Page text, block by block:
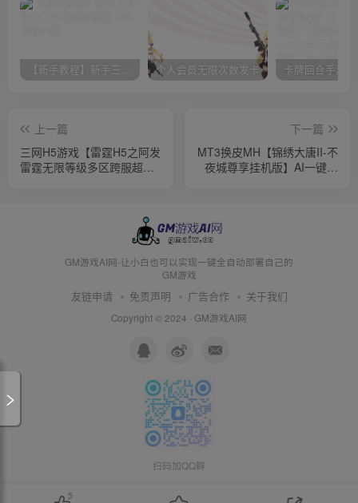
【新手教程】新手三分钟入门AI全自动搭建 个人会员无限次数发卡
上一篇
三网H5游戏【雷霆H5之阿发
雷霆无限等级多区跨服超变
下一篇
MT3换皮MH【锦绣大唐II-不
夜城尊享挂机版】AI一键全
GM游戏AI网-让小白也可以实现一键全自动部署自己的
GM游戏
友链申请 免责声明 广告合作 关于我们
Copyright © 2024 · GM游戏AI网
扫码加QQ群
5